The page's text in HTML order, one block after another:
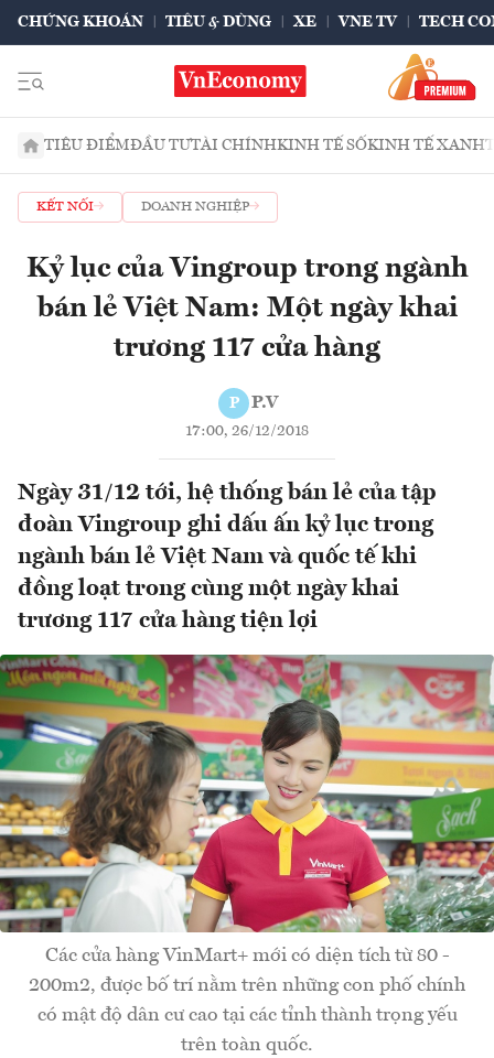
CHỨNG KHOÁN TIÊU & DÙNG XE VNE TV TECH
TIÊU ĐIỂMĐẦU TƯTÀI CHÍNHKINH TẾ SỐKINH TẾ XANH
KẾT NỐI DOANH NGHIỆP
Kỷ lục của Vingroup trong ngành
bán lẻ Việt Nam: Một ngày khai
trương 117 cửa hàng
P P.V
17:00, 26/12/2018
Ngày 31/12 tới, hệ thống bán lẻ của tập
đoàn Vingroup ghi dấu ấn kỷ lục trong
ngành bán lẻ Việt Nam và quốc tế khi
đồng loạt trong cùng một ngày khai
trương 117 cửa hàng tiện lợi
Các cửa hàng VinMart+ mới có diện tích từ 80 -
200m2, được bố trí nằm trên những con phố chính
có mật độ dân cư cao tại các tỉnh thành trọng yếu
trên toàn quốc.